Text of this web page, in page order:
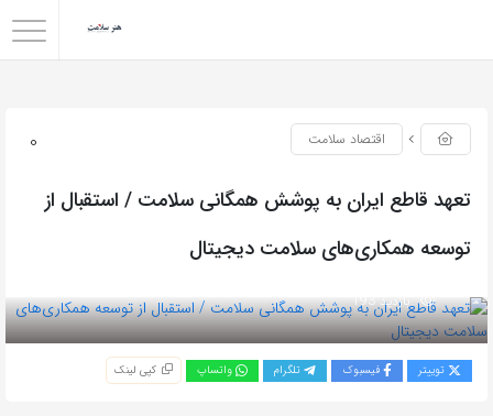
0 اقتصاد سلامت
تعهد قاطع ایران به پوشش همگانی سلامت / استقبال از
توسعه همکاری‌های سلامت دیجیتال
بازدید 193
توییتر فیسبوک تلگرام واتساپ کپی لینک